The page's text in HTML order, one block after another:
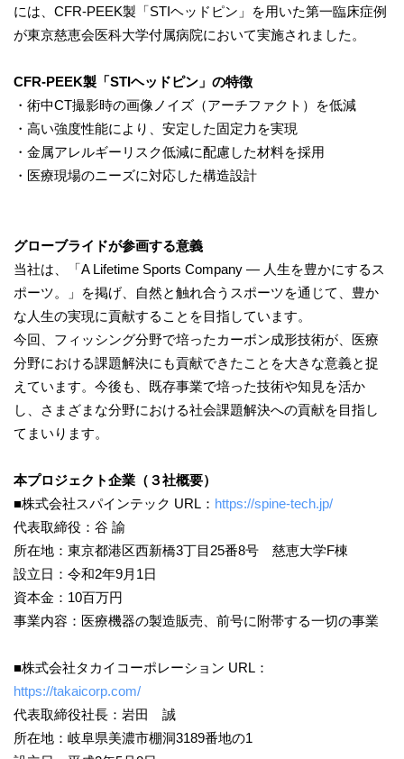
には、CFR-PEEK製「STIヘッドピン」を用いた第一臨床症例
が東京慈恵会医科大学付属病院において実施されました。
CFR-PEEK製「STIヘッドピン」の特徴
・術中CT撮影時の画像ノイズ（アーチファクト）を低減
・高い強度性能により、安定した固定力を実現
・金属アレルギーリスク低減に配慮した材料を採用
・医療現場のニーズに対応した構造設計
グローブライドが参画する意義
当社は、「A Lifetime Sports Company ― 人生を豊かにするス
ポーツ。」を掲げ、自然と触れ合うスポーツを通じて、豊か
な人生の実現に貢献することを目指しています。
今回、フィッシング分野で培ったカーボン成形技術が、医療
分野における課題解決にも貢献できたことを大きな意義と捉
えています。今後も、既存事業で培った技術や知見を活か
し、さまざまな分野における社会課題解決への貢献を目指し
てまいります。
本プロジェクト企業（３社概要）
■株式会社スパインテック URL： https://spine-tech.jp/
代表取締役：谷 諭
所在地：東京都港区西新橋3丁目25番8号 慈恵大学F棟
設立日：令和2年9月1日
資本金：10百万円
事業内容：医療機器の製造販売、前号に附帯する一切の事業
■株式会社タカイコーポレーション URL：
https://takaicorp.com/
代表取締役社長：岩田 誠
所在地：岐阜県美濃市棚洞3189番地の1